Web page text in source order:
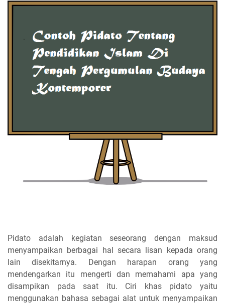
Pidato adalah kegiatan seseorang dengan maksud
menyampaikan berbagai hal secara lisan kepada orang
lain disekitarnya. Dengan harapan orang yang
mendengarkan itu mengerti dan memahami apa yang
disampikan pada saat itu. Ciri khas pidato yaitu
menggunakan bahasa sebagai alat untuk menyampaikan